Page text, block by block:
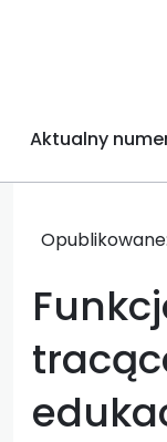
Aktualny
Opublikowane: